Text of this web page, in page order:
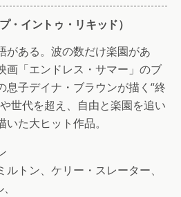
プ・イントゥ・リキッド）
がある。波の数だけ楽園があ
画「エンドレス・サマー」のブ
息子デイナ・ブラウンが描く“終
世代を超え、自由と楽園を追い
た大ヒット作品。
トン、ケリー・スレーター、